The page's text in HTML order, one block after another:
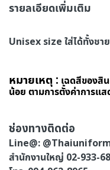
รายลเอียดเพิ่มเติม
Unisex size ใส่ได้ทั้งชา
หมายเหตุ : เฉดสีของสิ
น้อย ตามการตั้งค่าการแ
ช่องทางติดต่อ
Line@:
สำนักงานใหญ่ 02-933-